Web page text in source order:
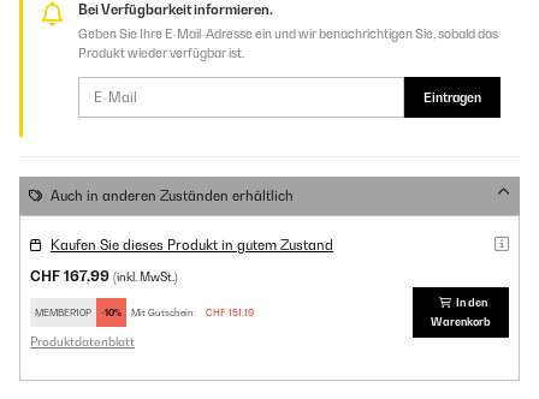
Bei Verfügbarkeit informieren.
Geben Sie Ihre E-Mail-Adresse ein und wir benachrichtigen Sie, sobald das
Produkt wieder verfügbar ist.
Eintragen
Auch in anderen Zuständen erhältlich
Kaufen Sie dieses Produkt in gutem Zustand
CHF 167,99 (inkl. MwSt.)
MEMBER10P -10% Mit Gutschein: CHF 151,19
Produktdatenblatt
In den
Warenkorb